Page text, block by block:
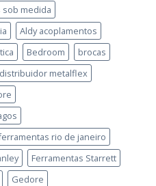
sob medida
Aldy acoplamentos
Bedroom
brocas
distribuidor metalflex
rio de janeiro
Ferramentas Starrett
Gedore